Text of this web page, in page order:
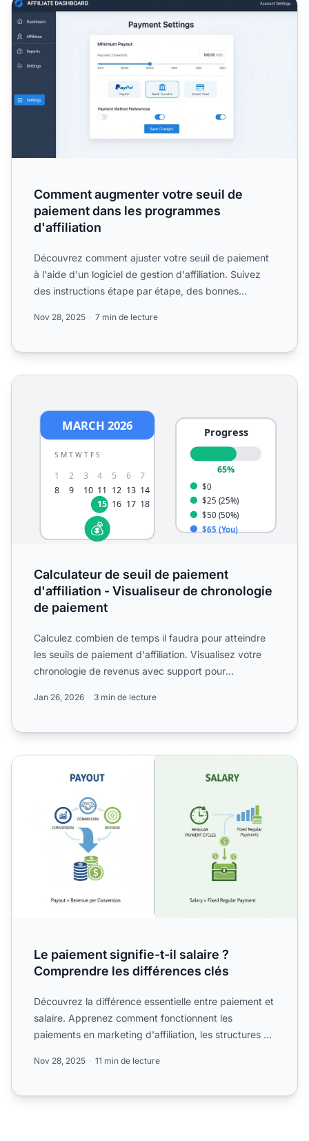
Comment augmenter votre seuil de
paiement dans les programmes
d'affiliation
Découvrez comment ajuster votre seuil de paiement
à l'aide d'un logiciel de gestion d'affiliation. Suivez
des instructions étape par étape, des bonnes
Nov 28, 2025 7 min de lecture
Calculateur de seuil de paiement d'affiliation -
Calculateur de seuil de paiement
d'affiliation - Visualiseur de chronologie
de paiement
Calculez combien de temps il faudra pour atteindre
les seuils de paiement d'affiliation. Visualisez votre
chronologie de revenus avec support pour
Jan 26, 2026 3 min de lecture
Le paiement signifie-t-il salaire ? Comprendre les
Le paiement signifie-t-il salaire ?
Comprendre les différences clés
Découvrez la différence essentielle entre paiement et
salaire. Apprenez comment fonctionnent les
paiements en marketing d'affiliation, les structures de
Nov 28, 2025 11 min de lecture